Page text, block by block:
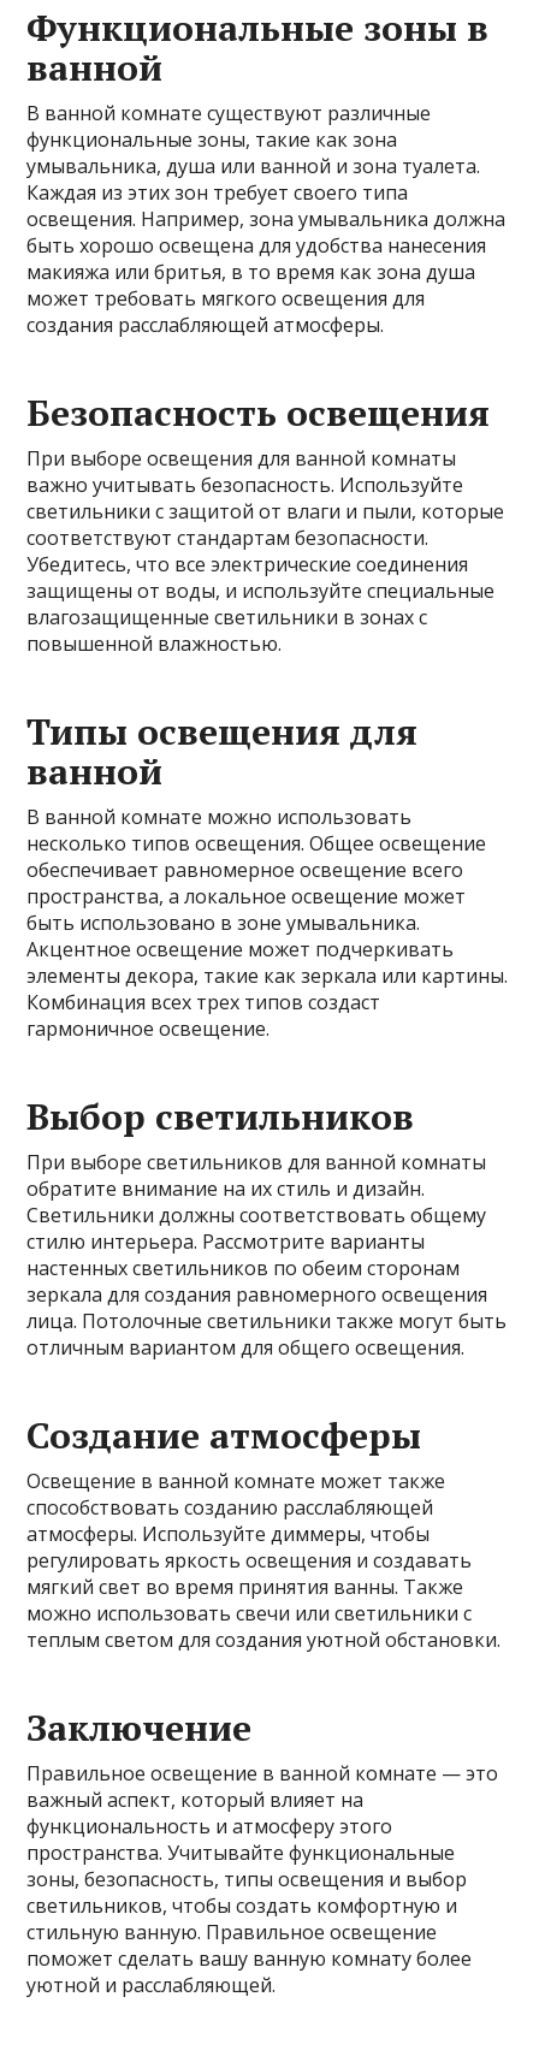
Функциональные зоны в
ванной
В ванной комнате существуют различные
функциональные зоны, такие как зона
умывальника, душа или ванной и зона туалета.
Каждая из этих зон требует своего типа
освещения. Например, зона умывальника должна
быть хорошо освещена для удобства нанесения
макияжа или бритья, в то время как зона душа
может требовать мягкого освещения для
создания расслабляющей атмосферы.
Безопасность освещения
При выборе освещения для ванной комнаты
важно учитывать безопасность. Используйте
светильники с защитой от влаги и пыли, которые
соответствуют стандартам безопасности.
Убедитесь, что все электрические соединения
защищены от воды, и используйте специальные
влагозащищенные светильники в зонах с
повышенной влажностью.
Типы освещения для
ванной
В ванной комнате можно использовать
несколько типов освещения. Общее освещение
обеспечивает равномерное освещение всего
пространства, а локальное освещение может
быть использовано в зоне умывальника.
Акцентное освещение может подчеркивать
элементы декора, такие как зеркала или картины.
Комбинация всех трех типов создаст
гармоничное освещение.
Выбор светильников
При выборе светильников для ванной комнаты
обратите внимание на их стиль и дизайн.
Светильники должны соответствовать общему
стилю интерьера. Рассмотрите варианты
настенных светильников по обеим сторонам
зеркала для создания равномерного освещения
лица. Потолочные светильники также могут быть
отличным вариантом для общего освещения.
Создание атмосферы
Освещение в ванной комнате может также
способствовать созданию расслабляющей
атмосферы. Используйте диммеры, чтобы
регулировать яркость освещения и создавать
мягкий свет во время принятия ванны. Также
можно использовать свечи или светильники с
теплым светом для создания уютной обстановки.
Заключение
Правильное освещение в ванной комнате — это
важный аспект, который влияет на
функциональность и атмосферу этого
пространства. Учитывайте функциональные
зоны, безопасность, типы освещения и выбор
светильников, чтобы создать комфортную и
стильную ванную. Правильное освещение
поможет сделать вашу ванную комнату более
уютной и расслабляющей.